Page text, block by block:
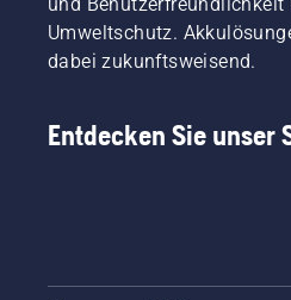
Umweltschutz.
dabei zukunftsweisend.
Entdecken Sie unser